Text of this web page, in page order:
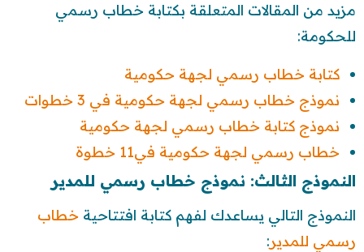
مزيد من المقالات المتعلقة بكتابة خطاب رسمي
للحكومة:
كتابة خطاب رسمي لجهة حكومية
نموذج خطاب رسمي لجهة حكومية في 3 خطوات
نموذج كتابة خطاب رسمي لجهة حكومية
خطاب رسمي لجهة حكومية في11 خطوة
النموذج الثالث: نموذج خطاب رسمي للمدير
النموذج التالي يساعدك لفهم كتابة افتتاحية خطاب
رسمي للمدير: